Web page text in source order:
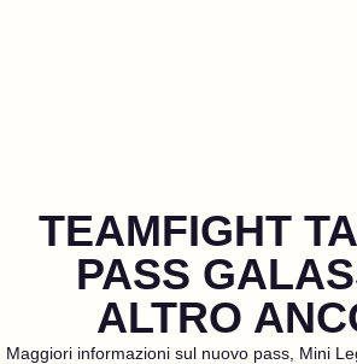
TEAMFIGHT
PASS
ALTRO
Maggiori informazioni sul nuovo pass, Mini